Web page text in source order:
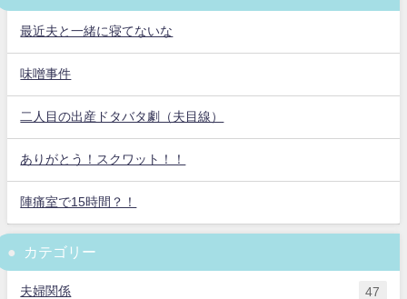
最近夫と一緒に寝てないな
味噌事件
二人目の出産ドタバタ劇（夫目線）
ありがとう！スクワット！！
陣痛室で15時間？！
カテゴリー
夫婦関係 47